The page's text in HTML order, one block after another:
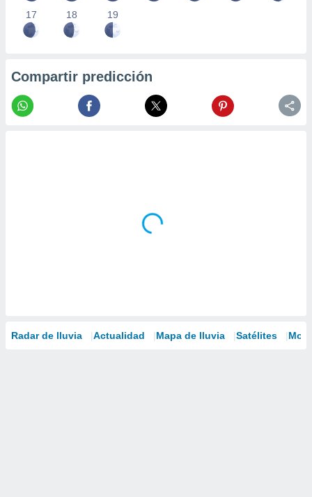
17 18 19
Compartir predicción
Radar de lluvia Actualidad Mapa de lluvia Satélites